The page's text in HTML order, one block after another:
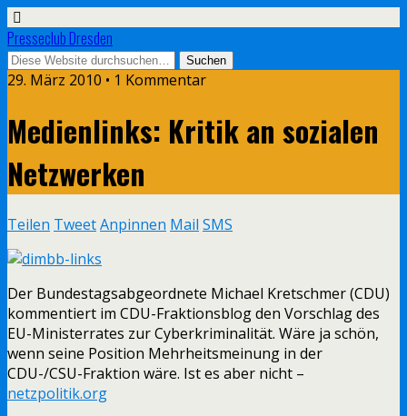
Presseclub Dresden
29. März 2010 • 1 Kommentar
Medienlinks: Kritik an sozialen
Netzwerken
Teilen TweetAnpinnen Mail SMS
Der Bundestagsabgeordnete Michael Kretschmer (CDU)
kommentiert im CDU-Fraktionsblog den Vorschlag des
EU-Ministerrates zur Cyberkriminalität. Wäre ja schön,
wenn seine Position Mehrheitsmeinung in der
CDU-/CSU-Fraktion wäre. Ist es aber nicht –
netzpolitik.org